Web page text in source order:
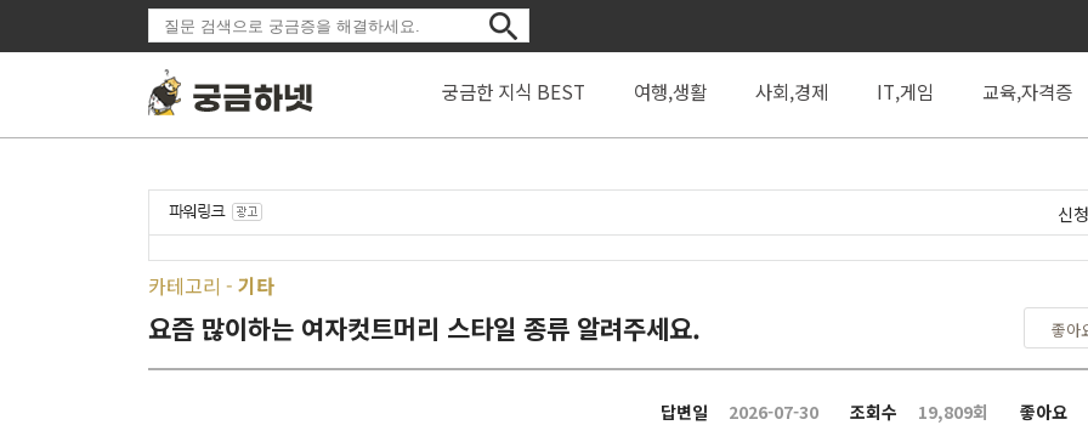
궁금한 지식 BEST 여행,생활 사회,경제 IT,게임 교육,자격증
신
카테고리 - 기타
요즘 많이하는 여자컷트머리 스타일 종류 알려주세요. 좋아
답변일 2026-07-30 조회수 19,809회 좋아요